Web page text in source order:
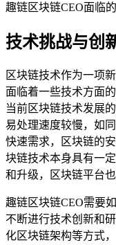
趣链区块链CEO面临
技术挑战与创
区块链技术作为一项
面临着一些技术方面
当前区块链技术发展
易处理速度较慢，如
快速需求，区块链的
块链技术本身具有一
和升级，区块链平台
趣链区块链CEO需要
不断进行技术创新和
化区块链架构等方式